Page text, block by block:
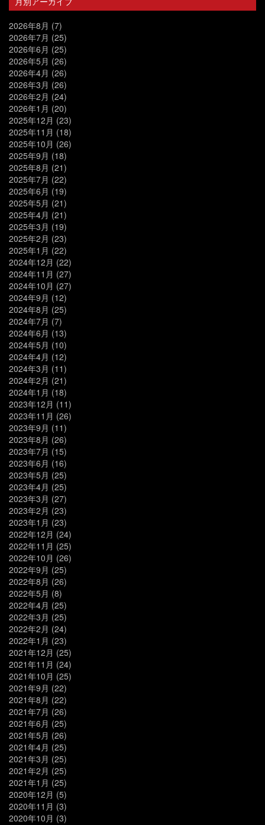
2026年8月 (7)
2026年7月 (25)
2026年6月 (25)
2026年5月 (26)
2026年4月 (26)
2026年3月 (26)
2026年2月 (24)
2026年1月 (20)
2025年12月 (23)
2025年11月 (18)
2025年10月 (26)
2025年9月 (18)
2025年8月 (21)
2025年7月 (22)
2025年6月 (19)
2025年5月 (21)
2025年4月 (21)
2025年3月 (19)
2025年2月 (23)
2025年1月 (22)
2024年12月 (22)
2024年11月 (27)
2024年10月 (27)
2024年9月 (12)
2024年8月 (25)
2024年7月 (7)
2024年6月 (13)
2024年5月 (10)
2024年4月 (12)
2024年3月 (11)
2024年2月 (21)
2024年1月 (18)
2023年12月 (11)
2023年11月 (26)
2023年9月 (11)
2023年8月 (26)
2023年7月 (15)
2023年6月 (16)
2023年5月 (25)
2023年4月 (25)
2023年3月 (27)
2023年2月 (23)
2023年1月 (23)
2022年12月 (24)
2022年11月 (25)
2022年10月 (26)
2022年9月 (25)
2022年8月 (26)
2022年5月 (8)
2022年4月 (25)
2022年3月 (25)
2022年2月 (24)
2022年1月 (23)
2021年12月 (25)
2021年11月 (24)
2021年10月 (25)
2021年9月 (22)
2021年8月 (22)
2021年7月 (26)
2021年6月 (25)
2021年5月 (26)
2021年4月 (25)
2021年3月 (25)
2021年2月 (25)
2021年1月 (25)
2020年12月 (5)
2020年11月 (3)
2020年10月 (3)